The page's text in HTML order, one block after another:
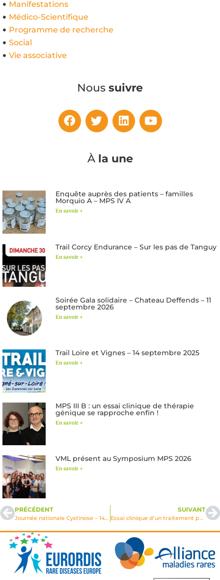
Manifestations
Médico-Scientifique
Programme de recherche
Social
Vie associative
Nous suivre
À la une
Enquête auprès des patients – familles
Morquio A – MPS IV A
En savoir +
Trail Corcy Endurance – Sur les pas de Tanguy
En savoir +
Soirée Gala solidaire – Chateau Deffends – 11
septembre 2026
En savoir +
Trail Loire et Vignes – 14 septembre 2025
En savoir +
MPS III B : un essai clinique de thérapie
génique se rapproche enfin !
En savoir +
VML présent au Symposium MPS 2026
En savoir +
PRÉCÉDENT
Journée nationale Cystinose – 14 novembre 2025
SUIVANT
Essai clinique d’un traitement par enzyme de substitution chez les enfants et adolescents Fabry